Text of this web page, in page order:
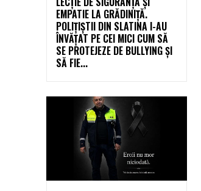
EMPATIE LA GRĂDINIȚĂ.
POLIȚIȘTII DIN SLATINA I-AU
ÎNVĂȚAT PE CEI MICI CUM SĂ
SE PROTEJEZE DE BULLYING ȘI
SĂ FIE...